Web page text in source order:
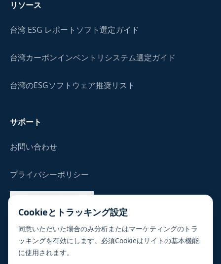
リソース
台湾 ESG レポートソフト選定ガイド
台湾カーボンインベントリシステム選定ガイド
台湾のESGソフトウェア推奨リスト
サポート
お問い合わせ
プライバシーポリシー
Cookie／トラッキング設定
よくある質問
Cookieとトラッキング設定
同意いただいた場合のみ分析またはマーケティングのトラ
ッキングを有効にします。必須Cookieはサイトの基本機能
に使用されます。